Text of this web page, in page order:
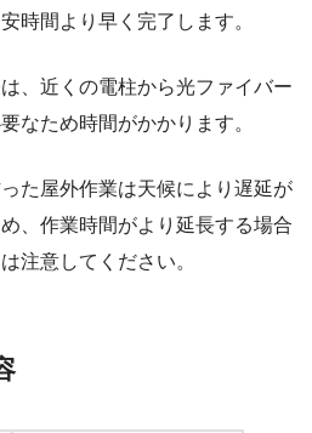
時間より早く完了します。
、近くの電柱から光ファイバー
なため時間がかかります。
た屋外作業は天候により遅延が
、作業時間がより延長する場合
注意してください。